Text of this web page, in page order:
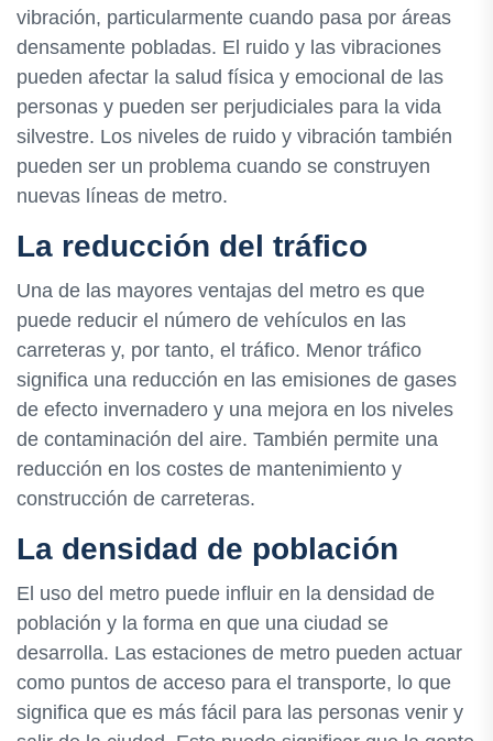
vibración, particularmente cuando pasa por áreas
densamente pobladas. El ruido y las vibraciones
pueden afectar la salud física y emocional de las
personas y pueden ser perjudiciales para la vida
silvestre. Los niveles de ruido y vibración también
pueden ser un problema cuando se construyen
nuevas líneas de metro.
La reducción del tráfico
Una de las mayores ventajas del metro es que
puede reducir el número de vehículos en las
carreteras y, por tanto, el tráfico. Menor tráfico
significa una reducción en las emisiones de gases
de efecto invernadero y una mejora en los niveles
de contaminación del aire. También permite una
reducción en los costes de mantenimiento y
construcción de carreteras.
La densidad de población
El uso del metro puede influir en la densidad de
población y la forma en que una ciudad se
desarrolla. Las estaciones de metro pueden actuar
como puntos de acceso para el transporte, lo que
significa que es más fácil para las personas venir y